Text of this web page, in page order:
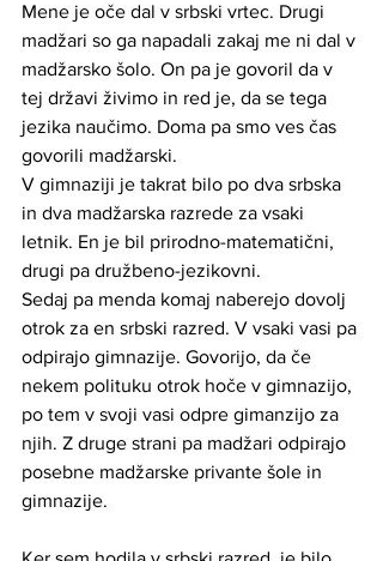
Mene je oče dal v srbski vrtec. Drugi
madžari so ga napadali zakaj me ni dal v
madžarsko šolo. On pa je govoril da v
tej državi živimo in red je, da se tega
jezika naučimo. Doma pa smo ves čas
govorili madžarski.
V gimnaziji je takrat bilo po dva srbska
in dva madžarska razrede za vsaki
letnik. En je bil prirodno-matematični,
drugi pa družbeno-jezikovni.
Sedaj pa menda komaj naberejo dovolj
otrok za en srbski razred. V vsaki vasi pa
odpirajo gimnazije. Govorijo, da če
nekem polituku otrok hoče v gimnazijo,
po tem v svoji vasi odpre gimanzijo za
njih. Z druge strani pa madžari odpirajo
posebne madžarske privante šole in
gimnazije.